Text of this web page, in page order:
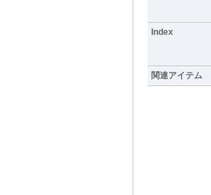
Index
関連アイテム